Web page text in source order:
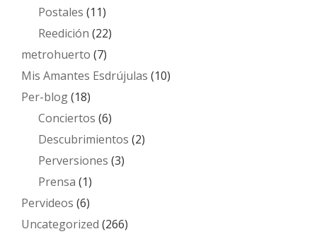
Postales (11)
Reedición (22)
metrohuerto (7)
Mis Amantes Esdrújulas (10)
Per-blog(18)
Conciertos (6)
Descubrimientos (2)
Perversiones (3)
Prensa (1)
Pervideos (6)
Uncategorized (266)